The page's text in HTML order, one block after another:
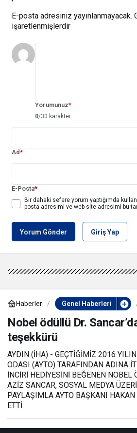
E-posta adresiniz yayınlanmayacak.
işaretlenmişlerdir
Yorumunuz*
0/30 karakter
Ad*
E-Posta*
Bir dahaki sefere yorum yaptığımda
posta adresimi ve web site adresimi bu
Yorum Gönder Giriş Yap
Haberler Genel Haberleri
Nobel ödüllü Dr.
teşekkürü
AYDIN (İHA) - GEÇTİĞİMİZ 2016
ODASI (AYTO) TARAFINDAN ADINA
İNCİRİ HEDİYESİNİ BEĞENEN NOBEL
AZİZ SANCAR, SOSYAL MEDYA
PAYLAŞIMLA AYTO BAŞKANI HAKAN
ETTİ.